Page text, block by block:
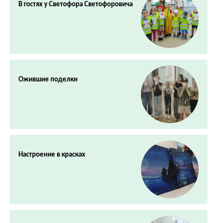
В гостях у Светофора Светофоровича
Ожившие поделки
Настроение в красках